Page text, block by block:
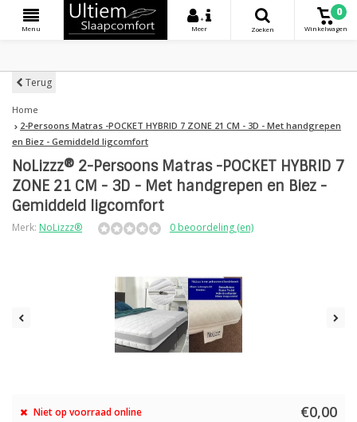
Menu
+
Meer
Zoeken
0
Winkelwagen
Terug
Home
2-Persoons Matras -POCKET HYBRID 7 ZONE 21 CM - 3D - Met handgrepen
en Biez - Gemiddeld ligcomfort
NoLizzz® 2-Persoons Matras -POCKET HYBRID 7
ZONE 21 CM - 3D - Met handgrepen en Biez -
Gemiddeld ligcomfort
Merk: NoLizzz® 0 beoordeling (en)
Niet op voorraad online €0,00